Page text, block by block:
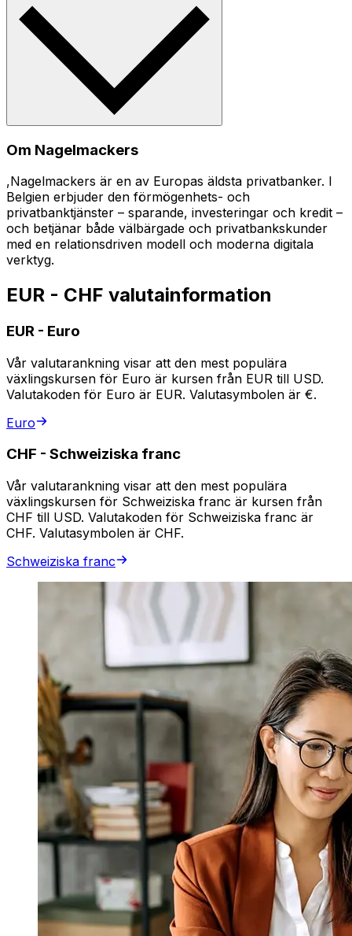
Om Nagelmackers
,Nagelmackers är en av Europas äldsta privatbanker. I
Belgien erbjuder den förmögenhets- och
privatbanktjänster – sparande, investeringar och kredit –
och betjänar både välbärgade och privatbankskunder
med en relationsdriven modell och moderna digitala
verktyg.
EUR - CHF valutainformation
EUR - Euro
Vår valutarankning visar att den mest populära
växlingskursen för Euro är kursen från EUR till USD.
Valutakoden för Euro är EUR. Valutasymbolen är €.
Euro
CHF - Schweiziska franc
Vår valutarankning visar att den mest populära
växlingskursen för Schweiziska franc är kursen från
CHF till USD. Valutakoden för Schweiziska franc är
CHF. Valutasymbolen är CHF.
Schweiziska franc